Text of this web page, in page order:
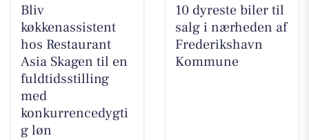
Bliv
køkkenassistent
hos Restaurant
Asia Skagen til en
fuldtidsstilling
med
konkurrencedygti
g løn
10 dyreste biler til
salg i nærheden af
Frederikshavn
Kommune